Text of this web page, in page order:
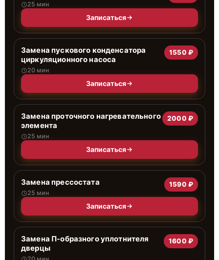
25 мин
Записаться
Замена пускового конденсатора
циркуляционного насоса
20 мин
1550 ₽
Записаться
Замена проточного нагревательного
элемента
25 мин
2000 ₽
Записаться
Замена прессостата
25 мин
1590 ₽
Записаться
Замена П-образного уплотнителя
дверцы
1600 ₽